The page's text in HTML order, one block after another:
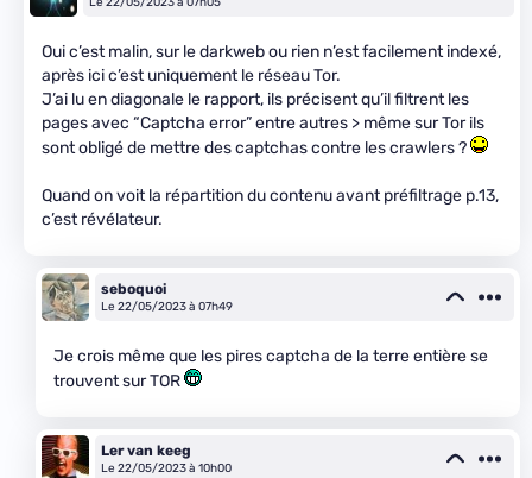
Oui c’est malin, sur le darkweb ou rien n’est facilement indexé,
après ici c’est uniquement le réseau Tor.
J’ai lu en diagonale le rapport, ils précisent qu’il filtrent les
pages avec “Captcha error” entre autres > même sur Tor ils
sont obligé de mettre des captchas contre les crawlers ?
Quand on voit la répartition du contenu avant préfiltrage p.13,
c’est révélateur.
seboquoi
Le 22/05/2023 à 07h49
Je crois même que les pires captcha de la terre entière se
trouvent sur TOR
Ler van keeg
Le 22/05/2023 à 10h00